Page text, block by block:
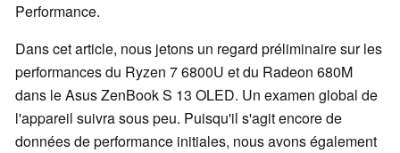
Performance.
Dans cet article, nous jetons un regard préliminaire sur les
performances du Ryzen 7 6800U et du Radeon 680M
dans le Asus ZenBook S 13 OLED. Un examen global de
l'appareil suivra sous peu. Puisqu'il s'agit encore de
données de performance initiales, nous avons également